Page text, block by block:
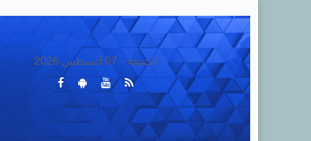
الجمعة - 07 أغسطس 2026